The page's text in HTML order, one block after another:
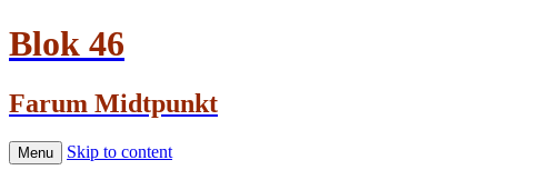
Blok 46
Farum Midtpunkt
Menu Skip to content